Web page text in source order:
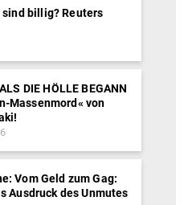
billig? Reuters
DIE HÖLLE BEGANN
Massenmord« von
Vom Geld zum Gag:
Ausdruck des Unmutes